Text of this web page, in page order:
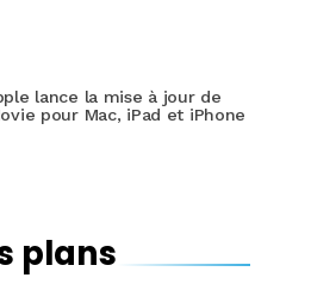
lance la mise à jour de
pour Mac, iPad et iPhone
plans